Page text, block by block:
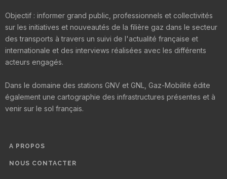
Objectif : informer grand public, professionnels et collectivités
sur les initiatives et nouveautés de la filière gaz dans le secteur
des transports à travers un suivi de l'actualité française et
internationale et des interviews réalisées avec les différents
acteurs engagés.
Dans le domaine des stations GNV et GNL, Gaz-Mobilité édite
également une cartographie des infrastructures présentes et à
venir sur le sol français.
A PROPOS
NOUS CONTACTER